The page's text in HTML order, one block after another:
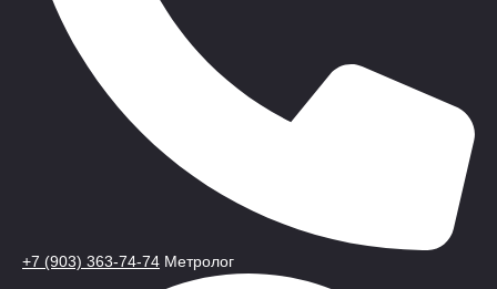
+7 (903) 363-74-74 Метролог